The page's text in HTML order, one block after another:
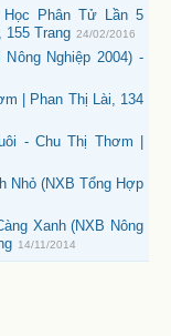
Học Phân Tử Lần 5
155 Trang 24/02/2016
Nghiệp 2004) -
| Phan Thị Lài, 134
- Chu Thị Thơm |
Nhỏ (NXB Tổng Hợp
Xanh (NXB Nông
14/11/2014